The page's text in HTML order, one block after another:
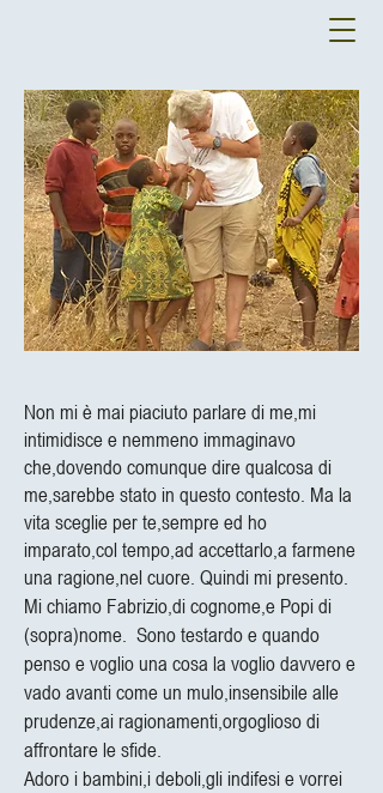
Non mi è mai piaciuto parlare di me,mi
intimidisce e nemmeno immaginavo
che,dovendo comunque dire qualcosa di
me,sarebbe stato in questo contesto. Ma la
vita sceglie per te,sempre ed ho
imparato,col tempo,ad accettarlo,a farmene
una ragione,nel cuore. Quindi mi presento.
Mi chiamo Fabrizio,di cognome,e Popi di
(sopra)nome. Sono testardo e quando
penso e voglio una cosa la voglio davvero e
vado avanti come un mulo,insensibile alle
prudenze,ai ragionamenti,orgoglioso di
affrontare le sfide.
Adoro i bambini,i deboli,gli indifesi e vorrei